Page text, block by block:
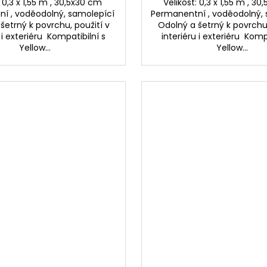
, voděodolný, samolepící
k povrchu, použití v
exteriéru Kompatibilní s
Yellow...
Permanentní ,
Odolný a šetrný k
interiéru i exteriéru
Yellow...